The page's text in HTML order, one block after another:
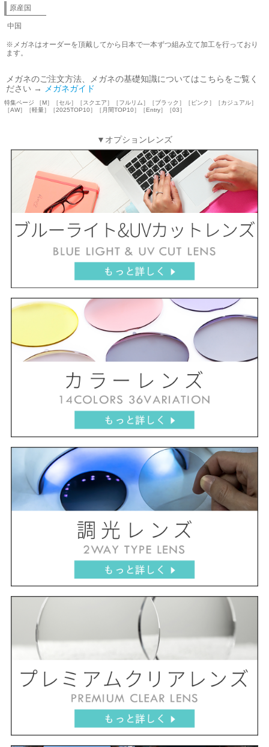
原産国
中国
※メガネはオーダーを頂戴してから日本で一本ずつ組み立て加工を行っており
ます。
メガネのご注文方法、メガネの基礎知識についてはこちらをご覧く
ださい →
メガネガイド
特集ページ ［M］［セル］［スクエア］［フルリム］［ブラック］［ピンク］［カジュアル］
［AW］［軽量］［2025TOP10］［月間TOP10］［Entry］［03］
▼オプションレンズ